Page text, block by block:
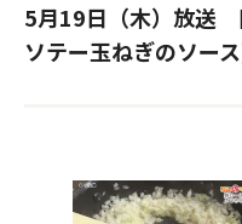
アナウンサ
Announcer
試写会・プ
Present
5月19日（木）放送
ソテー玉ねぎのソー